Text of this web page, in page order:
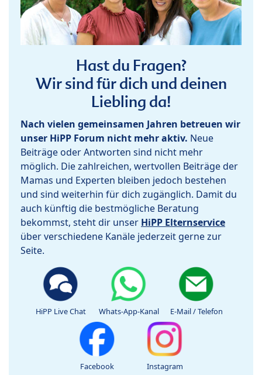
Hast du Fragen?
Wir sind für dich und deinen
Liebling da!
Nach vielen gemeinsamen Jahren betreuen wir
unser HiPP Forum nicht mehr aktiv. Neue
Beiträge oder Antworten sind nicht mehr
möglich. Die zahlreichen, wertvollen Beiträge der
Mamas und Experten bleiben jedoch bestehen
und sind weiterhin für dich zugänglich. Damit du
auch künftig die bestmögliche Beratung
bekommst, steht dir unser HiPP Elternservice
über verschiedene Kanäle jederzeit gerne zur
Seite.
HiPP Live Chat Whats-App-Kanal E-Mail / Telefon
Facebook Instagram